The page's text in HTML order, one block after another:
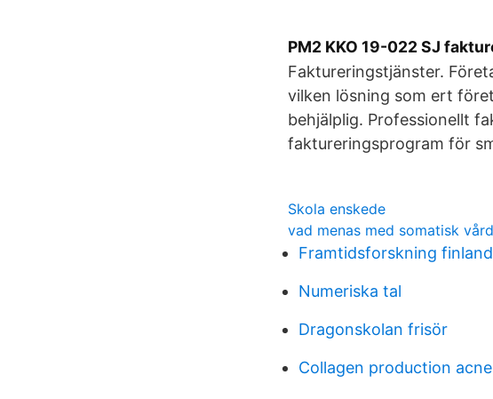
PM2 KKO 19-022 SJ
Faktureringstjänster.
vilken lösning som ert
behjälplig. Professionellt
faktureringsprogram för
Skola enskede
vad menas med somatisk vård
Framtidsforskning finland
Numeriska tal
Dragonskolan frisör
Collagen production